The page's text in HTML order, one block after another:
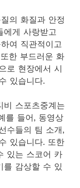
의 화질과 안정
에게 사랑받고
여 직관적이고
한 부드러운 화
로 현장에서 시
있습니다.
비 스포츠중계는
를 들어, 동영상
수들의 팀 소개,
있습니다. 또한
있는 스코어 카
를 감상할 수 있